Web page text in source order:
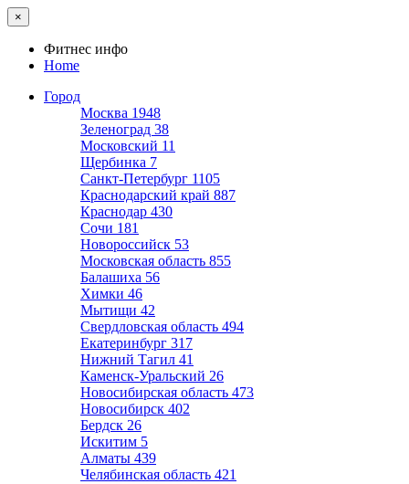
×
Фитнес инфо
Home
Город
Москва 1948
Зеленоград 38
Московский 11
Щербинка 7
Санкт-Петербург 1105
Краснодарский край 887
Краснодар 430
Сочи 181
Новороссийск 53
Московская область 855
Балашиха 56
Химки 46
Мытищи 42
Свердловская область 494
Екатеринбург 317
Нижний Тагил 41
Каменск-Уральский 26
Новосибирская область 473
Новосибирск 402
Бердск 26
Искитим 5
Алматы 439
Челябинская область 421